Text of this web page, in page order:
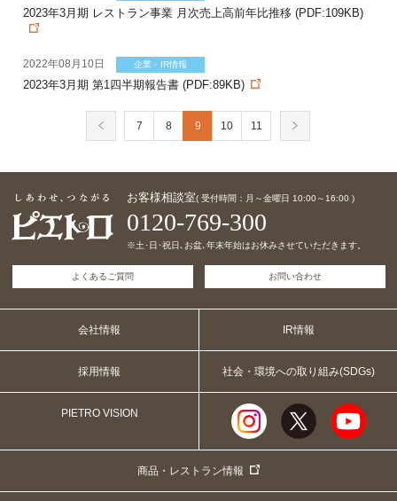
2023年3月期 レストラン事業 月次売上高前年比推移 (PDF:109KB)
2022年08月10日 企業・IR情報
2023年3月期 第1四半期報告書 (PDF:89KB)
7 8 9 10 11
お客様相談室( 受付時間：月～金曜日 10:00～16:00 )
0120-769-300
※土･日･祝日､お盆､年末年始はお休みさせていただきます。
よくあるご質問 お問い合わせ
会社情報 IR情報
採用情報 社会・環境への取り組み(SDGs)
PIETRO VISION
商品・レストラン情報